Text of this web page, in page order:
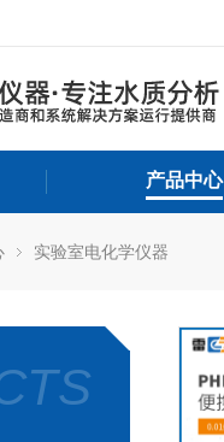
产品中心
实验室电化学仪器